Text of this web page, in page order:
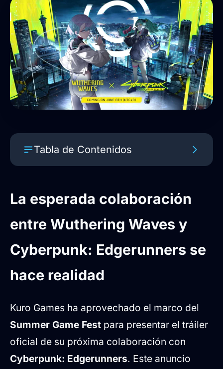
Tabla de Contenidos
Wuthering Waves y Cyberpunk:
Edgerunners se hace realidad
El regreso de Lucy y Rebecca
Un futuro prometedor
La esperada colaboración
entre Wuthering Waves y
Cyberpunk: Edgerunners se
hace realidad
Kuro Games ha aprovechado el marco del
Summer Game Fest para presentar el tráiler
oficial de su próxima colaboración con
Cyberpunk: Edgerunners. Este anuncio